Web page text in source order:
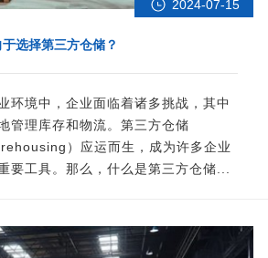
2024-07-15
选择第三方仓储？
环境中，企业面临着诸多挑战，其中
管理库存和物流。第三方仓储
）应运而生，成为许多企业
要工具。那么，什么是第三方仓储...